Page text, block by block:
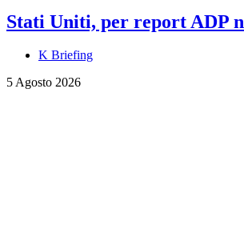
Stati Uniti, per report ADP
K Briefing
5 Agosto 2026